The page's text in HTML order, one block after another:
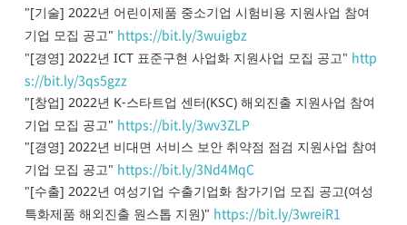
"[기술] 2022년 어린이제품 중소기업 시험비용 지원사업 참여
기업 모집 공고" https://bit.ly/3wuigbz
"[경영] 2022년 ICT 표준구현 사업화 지원사업 모집 공고" http
s://bit.ly/3qs5gzz
"[창업] 2022년 K-스타트업 센터(KSC) 해외진출 지원사업 참여
기업 모집 공고" https://bit.ly/3wv3ZLP
"[경영] 2022년 비대면 서비스 보안 취약점 점검 지원사업 참여
기업 모집 공고" https://bit.ly/3Nd4MqC
"[수출] 2022년 여성기업 수출기업화 참가기업 모집 공고(여성
특화제품 해외진출 원스톱 지원)" https://bit.ly/3wreiR1